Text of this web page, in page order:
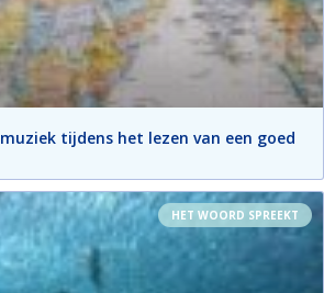
tijdens het lezen van een goed
HET WOORD SPREEKT